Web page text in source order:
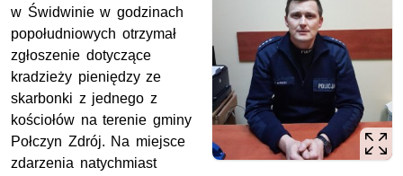
w Świdwinie w godzinach
popołudniowych otrzymał
zgłoszenie dotyczące
kradzieży pieniędzy ze
skarbonki z jednego z
kościołów na terenie gminy
Połczyn Zdrój. Na miejsce
zdarzenia natychmiast